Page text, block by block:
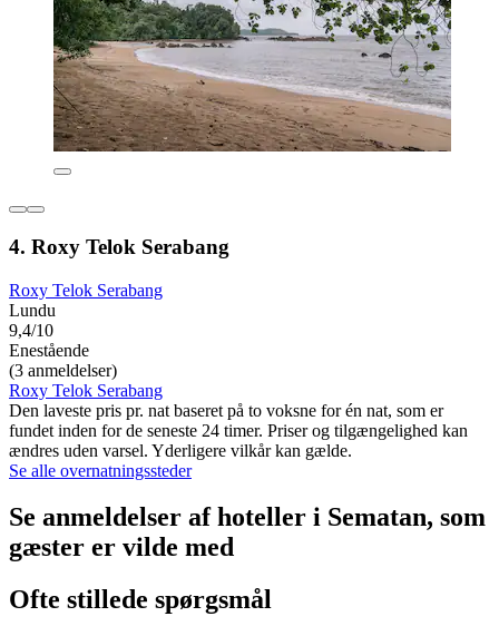
4. Roxy Telok Serabang
Roxy Telok Serabang
Lundu
9,4/10
Enestående
(3 anmeldelser)
Roxy Telok Serabang
Den laveste pris pr. nat baseret på to voksne for én nat, som er
fundet inden for de seneste 24 timer. Priser og tilgængelighed kan
ændres uden varsel. Yderligere vilkår kan gælde.
Se alle overnatningssteder
Se anmeldelser af hoteller i Sematan, som
gæster er vilde med
Ofte stillede spørgsmål